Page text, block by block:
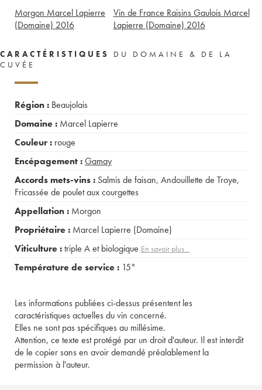
Morgon Marcel Lapierre
(Domaine) 2016
Vin de France Raisins Gaulois Marcel
Lapierre (Domaine) 2016
CARACTÉRISTIQUES
DU DOMAINE & DE LA
CUVÉE
Région : Beaujolais
Domaine : Marcel Lapierre
Couleur : rouge
Encépagement :Gamay
Accords mets-vins : Salmis de faisan, Andouillette de Troye,
Fricassée de poulet aux courgettes
Appellation : Morgon
Propriétaire : Marcel Lapierre (Domaine)
Viticulture :triple A et biologique En savoir plus...
Température de service : 15°
Les informations publiées ci-dessus présentent les
caractéristiques actuelles du vin concerné.
Elles ne sont pas spécifiques au millésime.
Attention, ce texte est protégé par un droit d'auteur. Il est interdit
de le copier sans en avoir demandé préalablement la
permission à l'auteur.